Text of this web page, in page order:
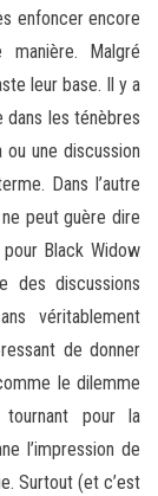
enfoncer encore
Malgré
leur base. Il y a
dans les ténèbres
une discussion
Dans l’autre
peut guère dire
Black Widow
des discussions
véritablement
de donner
le dilemme
pour la
l’impression de
Surtout (et c’est